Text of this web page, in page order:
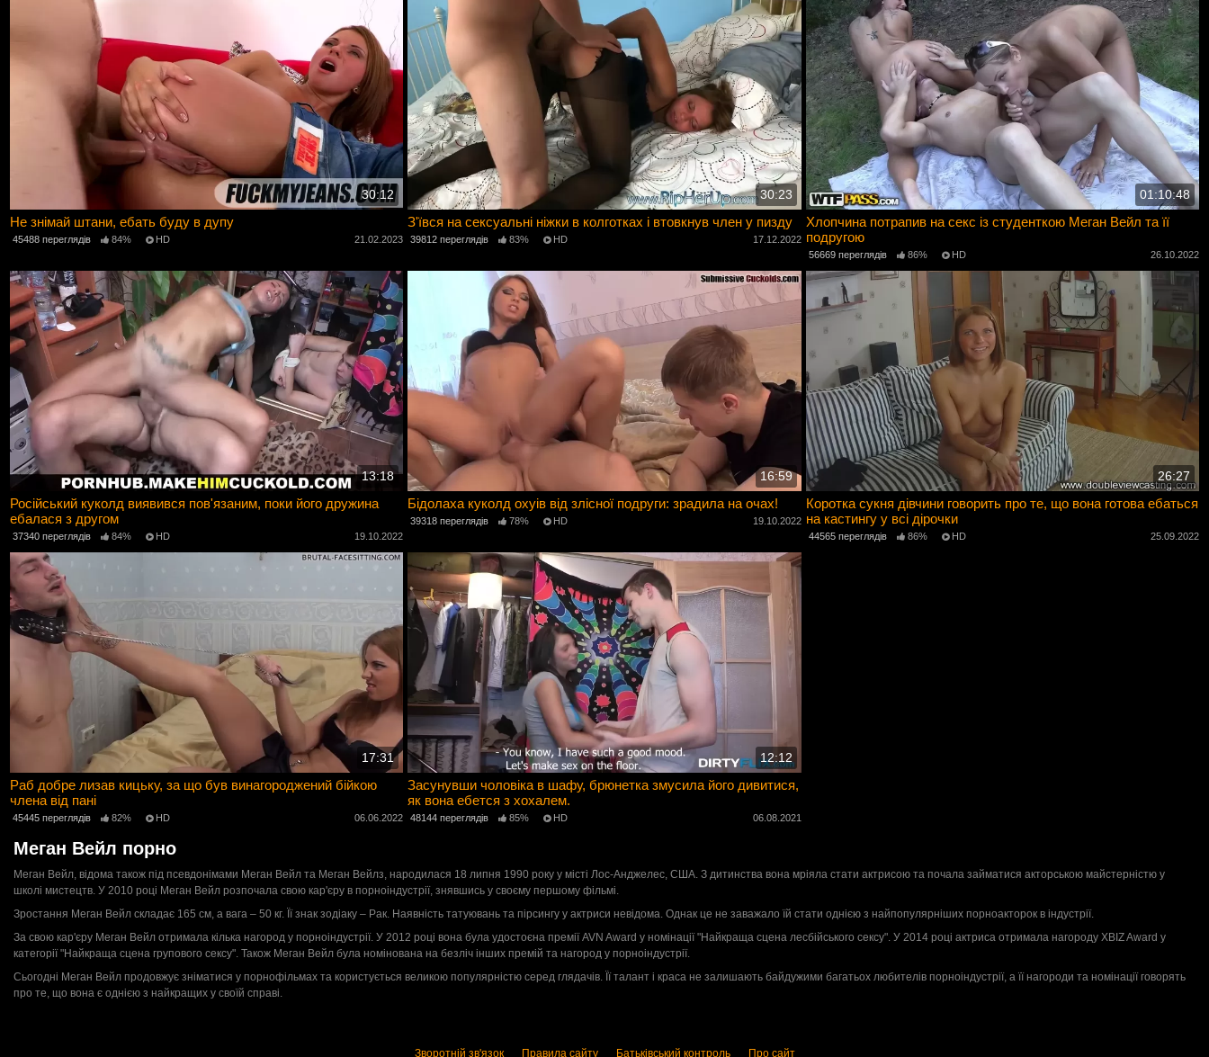
30:12
Не знімай штани, ебать буду в дупу
45488 переглядів 84% HD 21.02.2023
30:23
З'ївся на сексуальні ніжки в колготках і втовкнув член у пизду
39812 переглядів 83% HD 17.12.2022
01:10:48
Хлопчина потрапив на секс із студенткою Меган Вейл та її
подругою
56669 переглядів 86% HD 26.10.2022
13:18
Російський куколд виявився пов'язаним, поки його дружина
ебалася з другом
37340 переглядів 84% HD 19.10.2022
16:59
Бідолаха куколд охуів від злісної подруги: зрадила на очах!
39318 переглядів 78% HD 19.10.2022
26:27
Коротка сукня дівчини говорить про те, що вона готова ебаться
на кастингу у всі дірочки
44565 переглядів 86% HD 25.09.2022
17:31
Раб добре лизав кицьку, за що був винагороджений бійкою
члена від пані
45445 переглядів 82% HD 06.06.2022
12:12
Засунувши чоловіка в шафу, брюнетка змусила його дивитися,
як вона ебется з хохалем.
48144 переглядів 85% HD 06.08.2021
Меган Вейл порно
Меган Вейл, відома також під псевдонімами Меган Вейл та Меган Вейлз, народилася 18 липня 1990 року у місті Лос-Анджелес, США. З дитинства вона мріяла стати актрисою та почала займатися акторською майстерністю у
школі мистецтв. У 2010 році Меган Вейл розпочала свою кар'єру в порноіндустрії, знявшись у своєму першому фільмі.
Зростання Меган Вейл складає 165 см, а вага – 50 кг. Її знак зодіаку – Рак. Наявність татуювань та пірсингу у актриси невідома. Однак це не заважало їй стати однією з найпопулярніших порноакторок в індустрії.
За свою кар'єру Меган Вейл отримала кілька нагород у порноіндустрії. У 2012 році вона була удостоєна премії AVN Award у номінації "Найкраща сцена лесбійського сексу". У 2014 році актриса отримала нагороду XBIZ Award у
категорії "Найкраща сцена групового сексу". Також Меган Вейл була номінована на безліч інших премій та нагород у порноіндустрії.
Сьогодні Меган Вейл продовжує зніматися у порнофільмах та користується великою популярністю серед глядачів. Її талант і краса не залишають байдужими багатьох любителів порноіндустрії, а її нагороди та номінації говорять
про те, що вона є однією з найкращих у своїй справі.
Зворотній зв'язок Правила сайту Батьківський контроль Про сайт